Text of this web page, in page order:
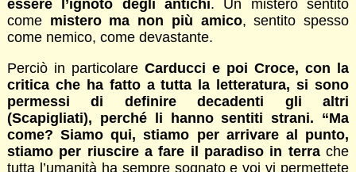
essere l’ignoto degli antichi. Un mistero sentito
come mistero ma non più amico, sentito spesso
come nemico, come devastante.
Perciò in particolare Carducci e poi Croce, con la
critica che ha fatto a tutta la letteratura, si sono
permessi di definire decadenti gli altri
(Scapigliati), perché li hanno sentiti strani. “Ma
come? Siamo qui, stiamo per arrivare al punto,
stiamo per riuscire a fare il paradiso in terrache
tutta l’umanità ha sempre sognato e voi vi permettete